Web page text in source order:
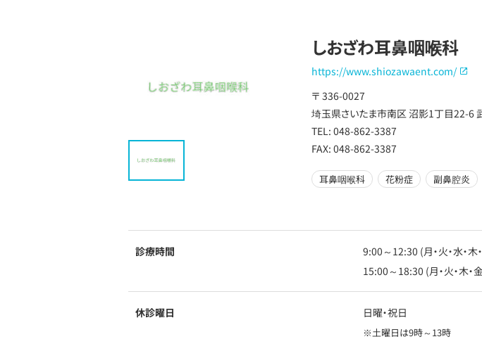
しおざわ耳鼻咽喉科
https://www.shiozawaent.com/
〒 336-0027
埼玉県さいたま市南区 沼影1丁目22-6
TEL: 048-862-3387
FAX: 048-862-3387
耳鼻咽喉科 花粉症 副鼻腔炎
診療時間
9:00～12:30 (月・火・水・木
15:00～18:30 (月・火・木・
休診曜日 日曜・祝日
※土曜日は9時～13時